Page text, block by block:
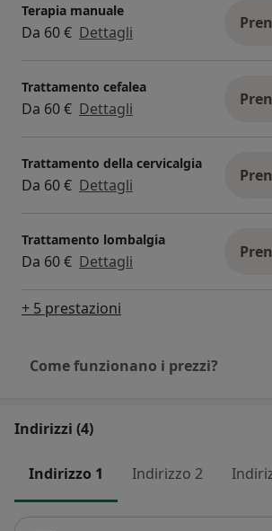
Terapia manuale
Da 60 € Dettagli
Trattamento cefalea
Da 60 € Dettagli
Trattamento della cervicalgia
Da 60 € Dettagli
Trattamento lombalgia
Da 60 € Dettagli
+ 5 prestazioni
Come funzionano i prezzi?
Indirizzi (4)
Indirizzo 1 Indirizzo 2